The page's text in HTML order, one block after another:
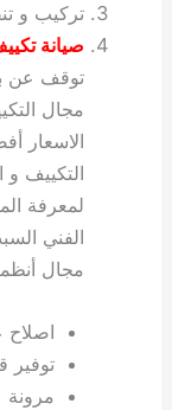
تركيب و
صيانة
توقف عن
مجال
الاسعار
التكييف و
لمعرفة
الفني
مجال
اصلاح
توفير
مرونة